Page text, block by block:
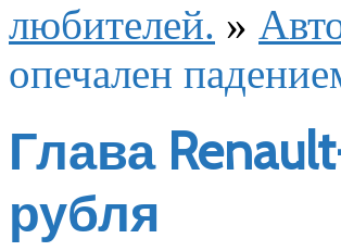
любителей. »
опечален
Глава
рубля